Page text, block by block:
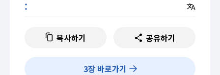
:
복사하기 공유하기
3장 바로가기